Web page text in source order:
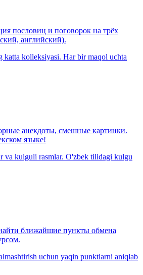
пословиц и поговорок на трёх
английский).
katta kolleksiyasi. Har bir maqol uchta
анекдоты, смешные картинки.
языке!
va kulguli rasmlar. O'zbek tilidagi kulgu
ближайшие пункты обмена
uchun yaqin punktlarni aniqlab